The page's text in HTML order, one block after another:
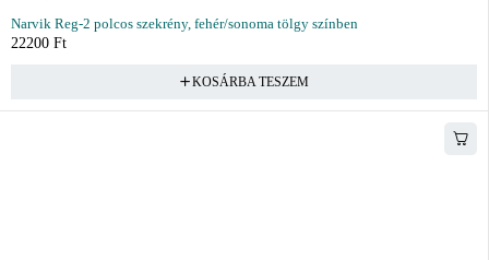
Narvik Reg-2 polcos szekrény, fehér/sonoma tölgy színben
22200 Ft
KOSÁRBA TESZEM